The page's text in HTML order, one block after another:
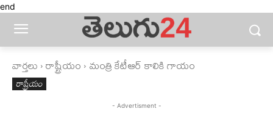
end
వార్తలు రాష్ట్రీయం మంత్రి కేటీఆర్ కాలికి గాయం
రాష్ట్రీయం
- Advertisment -